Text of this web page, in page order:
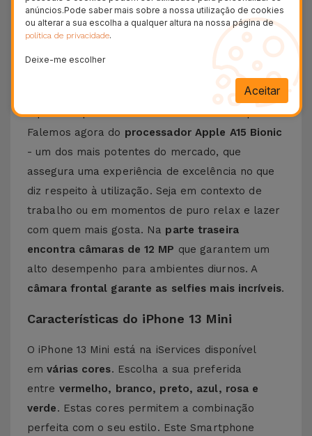
Se procura por um telemóvel que combina estilo
e alto desempenho, o
é a escolha
ideal. Na Loja Online da iServices vai encontrar
iPhone 12 Mini
e oferece várias funcionalidades. O seu tamanho
é perfeito para um fácil manusear e transporte.
Falemos agora do processador Apple A15 Bionic
- um dos mais potentes do mercado, que
assegura uma experiência de excelência no que
diz respeito à utilização. Seja em contexto de
trabalho ou em momentos de puro relax e lazer
com quem mais gosta. Na parte traseira
encontra câmaras de 12 MP que garantem um
alto desempenho para ambientes diurnos. A
câmara frontal garante as selfies mais incríveis.
Características do iPhone 13 Mini
O iPhone 13 Mini está na iServices disponível
emvárias cores. Escolha a sua preferida
entre vermelho, branco, preto, azul, rosa e
verde. Estas cores permitem a combinação
perfeita com o seu estilo. Este Smartphone
anúncios.Pode saber mais sobre a nossa utilização de cookies
ou alterar a sua escolha a qualquer altura na nossa página de
política de privacidade.
Deixe-me escolher
Aceitar